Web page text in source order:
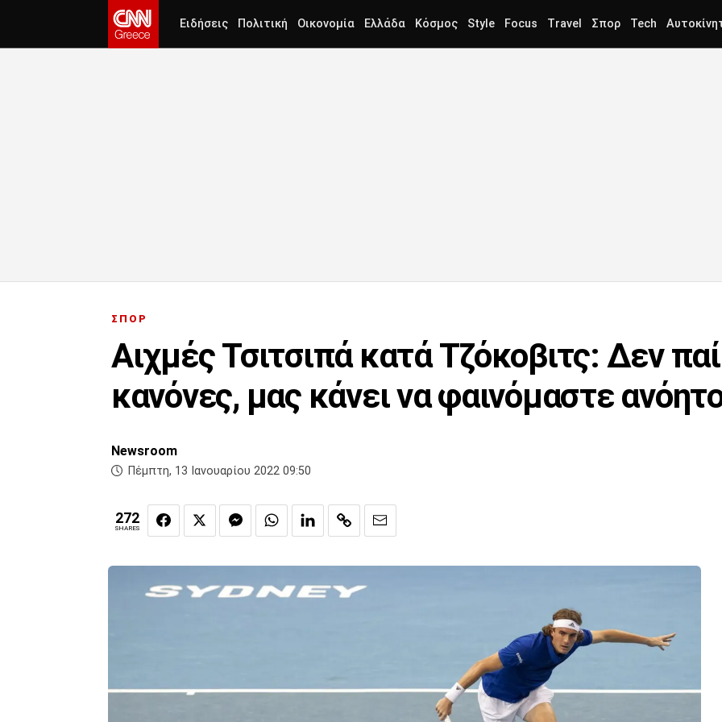
Ειδήσεις Πολιτική Οικονομία Ελλάδα Κόσμος Style Focus Travel Σπορ Tech
ΣΠΟΡ
Αιχμές Τσιτσιπά κατά Τζόκοβιτς: Δεν
κανόνες, μας κάνει να φαινόμαστε
Newsroom
Πέμπτη, 13 Ιανουαρίου 2022 09:50
272
SHARES